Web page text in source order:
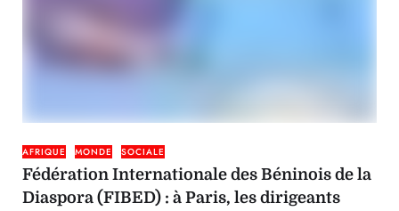
AFRIQUE MONDE SOCIALE
Fédération Internationale des Béninois de la
Diaspora (FIBED) : à Paris, les dirigeants